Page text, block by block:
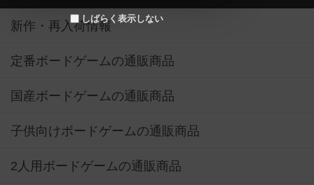
しばらく表示しない
新作・再入荷情報
定番ボードゲームの通販商品
国産ボードゲームの通販商品
子供向けボードゲームの通販商品
2人用ボードゲームの通販商品